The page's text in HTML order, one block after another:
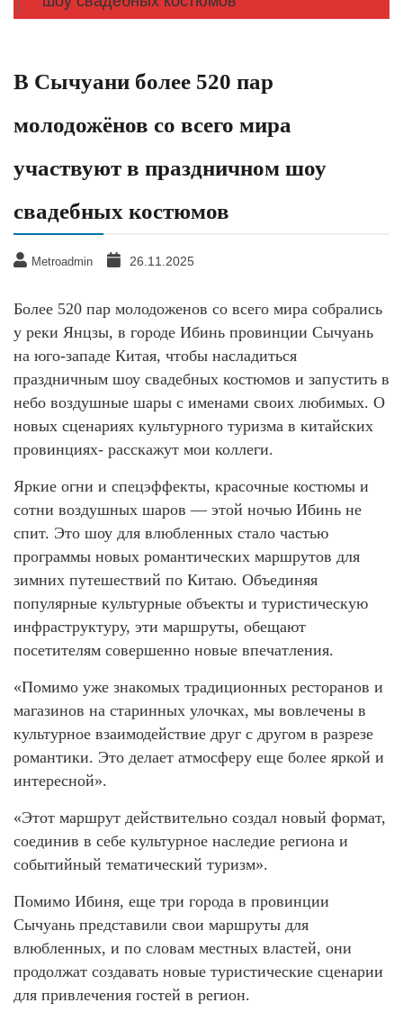
В Сычуани более 520 пар
молодожёнов со всего мира
участвуют в праздничном шоу
свадебных костюмов
Metroadmin 26.11.2025
Более 520 пар молодоженов со всего мира собрались
у реки Янцзы, в городе Ибинь провинции Сычуань
на юго-западе Китая, чтобы насладиться
праздничным шоу свадебных костюмов и запустить в
небо воздушные шары с именами своих любимых. О
новых сценариях культурного туризма в китайских
провинциях- расскажут мои коллеги.
Яркие огни и спецэффекты, красочные костюмы и
сотни воздушных шаров — этой ночью Ибинь не
спит. Это шоу для влюбленных стало частью
программы новых романтических маршрутов для
зимних путешествий по Китаю. Объединяя
популярные культурные объекты и туристическую
инфраструктуру, эти маршруты, обещают
посетителям совершенно новые впечатления.
«Помимо уже знакомых традиционных ресторанов и
магазинов на старинных улочках, мы вовлечены в
культурное взаимодействие друг с другом в разрезе
романтики. Это делает атмосферу еще более яркой и
интересной».
«Этот маршрут действительно создал новый формат,
соединив в себе культурное наследие региона и
событийный тематический туризм».
Помимо Ибиня, еще три города в провинции
Сычуань представили свои маршруты для
влюбленных, и по словам местных властей, они
продолжат создавать новые туристические сценарии
для привлечения гостей в регион.